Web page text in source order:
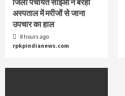
जिला पंचायत सीईओ ने बरही
अस्पताल में मरीजों से जाना
उपचार का हाल
8 hours ago
rpkpindianews.com